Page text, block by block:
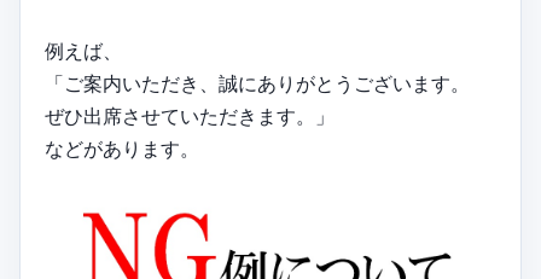
例えば、
「ご案内いただき、誠にありがとうございます。
ぜひ出席させていただきます。」
などがあります。